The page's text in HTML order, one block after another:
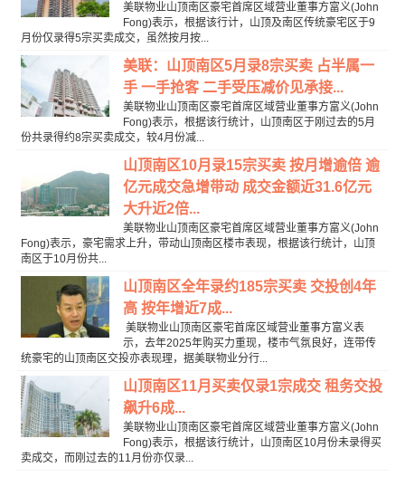
美联物业山顶南区豪宅首席区域营业董事方富义(John
Fong)表示，根据该行计，山顶及南区传统豪宅区于9
月份仅录得5宗买卖成交，虽然按月按...
美联：山顶南区5月录8宗买卖 占半属一
手 一手抢客 二手受压减价见承接...
美联物业山顶南区豪宅首席区域营业董事方富义(John
Fong)表示，根据该行统计，山顶南区于刚过去的5月
份共录得约8宗买卖成交，较4月份减...
山顶南区10月录15宗买卖 按月增逾倍 逾
亿元成交急增带动 成交金额近31.6亿元
大升近2倍...
美联物业山顶南区豪宅首席区域营业董事方富义(John
Fong)表示，豪宅需求上升，带动山顶南区楼市表现，根据该行统计，山顶
南区于10月份共...
山顶南区全年录约185宗买卖 交投创4年
高 按年增近7成...
美联物业山顶南区豪宅首席区域营业董事方富义表
示，去年2025年购买力重现，楼市气氛良好，连带传
统豪宅的山顶南区交投亦表现理，据美联物业分行...
山顶南区11月买卖仅录1宗成交 租务交投
飙升6成...
美联物业山顶南区豪宅首席区域营业董事方富义(John
Fong)表示，根据该行统计，山顶南区10月份未录得买
卖成交，而刚过去的11月份亦仅录...